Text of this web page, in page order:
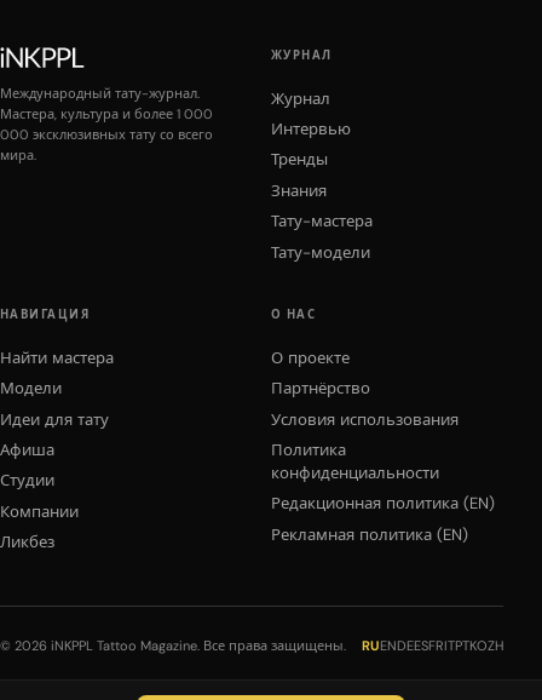
Международный тату-журнал.
Мастера, культура и более 1 000
000 эксклюзивных тату со всего
мира.
ЖУРНАЛ
Журнал
Интервью
Тренды
Знания
Тату-мастера
Тату-модели
НАВИГАЦИЯ
Найти мастера
Модели
Идеи для тату
Афиша
Студии
Компании
Ликбез
О НАС
О проекте
Партнёрство
Условия использования
Политика
конфиденциальности
Редакционная политика (EN)
Рекламная политика (EN)
© 2026 iNKPPL Tattoo Magazine. Все права защищены. RUENDEESFRITPTKOZH